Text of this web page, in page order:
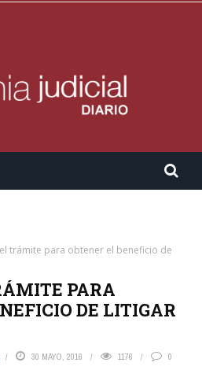
trámite para obtener el beneficio de
PARA
DE LITIGAR
30 MAYO, 2016 1176 0